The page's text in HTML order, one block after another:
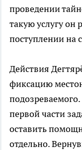
проведении
такую услугу он
поступлении на
Действия
фиксацию
первой части
оставить
отдельно.